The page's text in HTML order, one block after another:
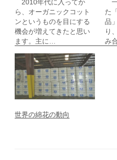
2010年代に入ってか
ら、オーガニックコット
ンというものを目にする
機会が増えてきたと思い
ます。主に…
た
品
り
み
世界の綿花の動向